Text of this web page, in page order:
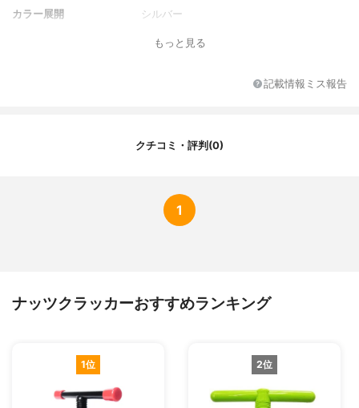
カラー展開
シルバー
もっと見る
記載情報ミス報告
クチコミ・評判(0)
1
ナッツクラッカーおすすめランキング
1位 2位